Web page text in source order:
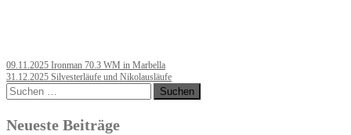
Post
navigation
09.11.2025 Ironman 70.3 WM in Marbella
31.12.2025 Silvesterläufe und Nikolausläufe
Suchen
nach:
Neueste Beiträge